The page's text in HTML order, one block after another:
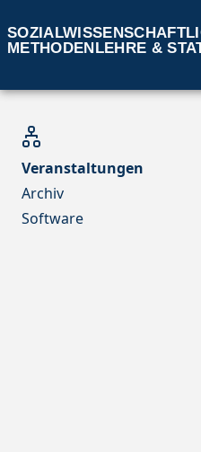
METHODENLEHRE &
Veranstaltungen
Archiv
Software